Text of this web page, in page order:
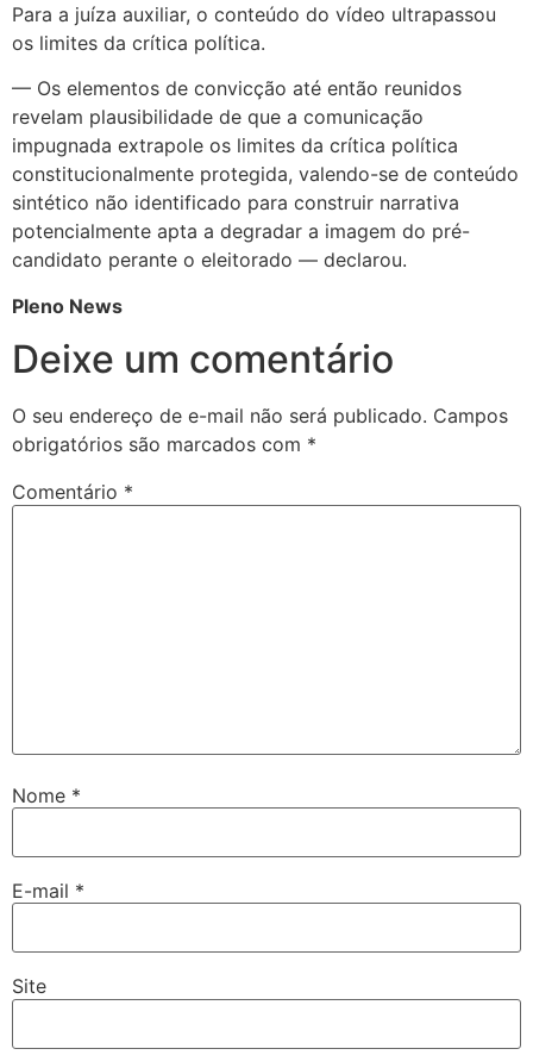
Para a juíza auxiliar, o conteúdo do vídeo ultrapassou
os limites da crítica política.
— Os elementos de convicção até então reunidos
revelam plausibilidade de que a comunicação
impugnada extrapole os limites da crítica política
constitucionalmente protegida, valendo-se de conteúdo
sintético não identificado para construir narrativa
potencialmente apta a degradar a imagem do pré-
candidato perante o eleitorado — declarou.
Pleno News
Deixe um comentário
O seu endereço de e-mail não será publicado. Campos
obrigatórios são marcados com *
Comentário *
Nome *
E-mail *
Site